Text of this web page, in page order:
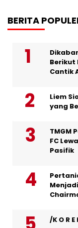
BERITA
Berikut
Cantik
Liem
yang
TMGM
FC
Pasifik
/K O R